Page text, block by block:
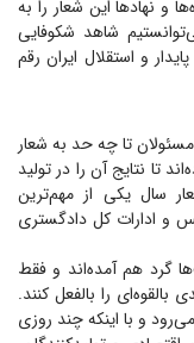
نهاد‌ها این شعار را به
شاهد شکوفایی
و استقلال ایران رقم
تا چه حد به شعار
تا نتایج آن را در تولید
سال یکی از مهم‌ترین
و ادارات کل دادگستری
گرد هم آمده‌اند و فقط
بالقوه‌ای را بالفعل کنند.
و با اینکه چند روزی